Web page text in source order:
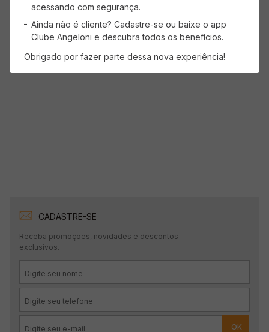
CADASTRE-SE
Receba promoções, novidades e descontos
exclusivos.
OK
acessando com segurança.
Ainda não é cliente? Cadastre-se ou baixe o app
Clube Angeloni e descubra todos os benefícios.
Obrigado por fazer parte dessa nova experiência!